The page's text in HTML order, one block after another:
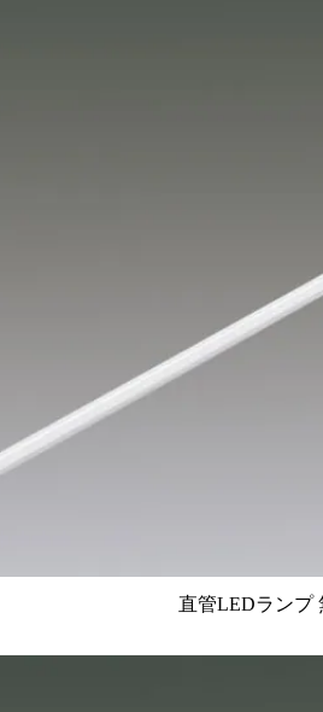
直管LEDランプ